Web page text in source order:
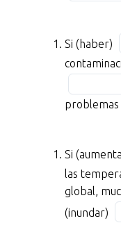
11
tantas
la
BLANK
2
of
11
Si (haber)
3
problemas
Si
las
global,
(inundar) Fill
in